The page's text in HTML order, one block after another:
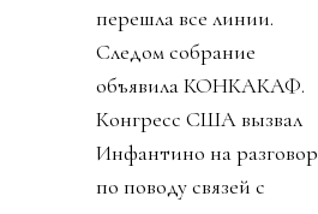
перешла все линии.
Следом собрание
объявила КОНКАКАФ.
Конгресс США вызвал
Инфантино на разговор
по поводу связей с